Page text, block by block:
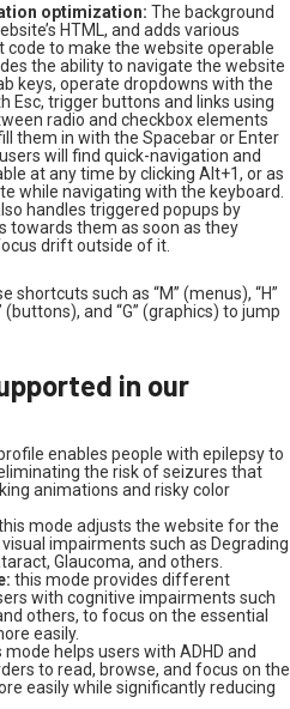
optimization: The background
HTML, and adds various
code to make the website operable
the ability to navigate the website
keys, operate dropdowns with the
Esc, trigger buttons and links using
radio and checkbox elements
them in with the Spacebar or Enter
will find quick-navigation and
at any time by clicking Alt+1, or as
while navigating with the keyboard.
handles triggered popups by
towards them as soon as they
drift outside of it.
shortcuts such as “M” (menus), “H”
(buttons), and “G” (graphics) to jump
in our
enables people with epilepsy to
the risk of seizures that
animations and risky color
mode adjusts the website for the
impairments such as Degrading
Glaucoma, and others.
this mode provides different
with cognitive impairments such
others, to focus on the essential
easily.
mode helps users with ADHD and
to read, browse, and focus on the
easily while significantly reducing